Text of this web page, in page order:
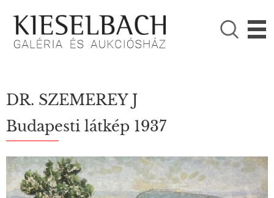

KÉRJÜK VÁLASSZON!
Festmények
DR. SZEMEREY J
Budapesti látkép 1937